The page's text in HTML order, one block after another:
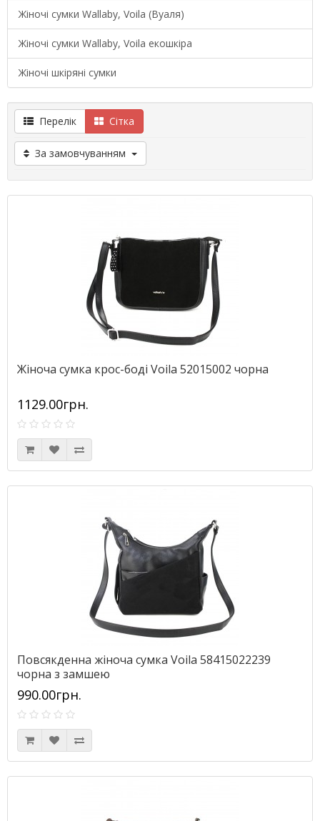
Жіночі сумки Wallaby, Voila (Вуаля)
Жіночі сумки Wallaby, Voila екошкіра
Жіночі шкіряні сумки
Перелік Сітка
За замовчуванням
Жіноча сумка крос-боді Voila 52015002 чорна
1129.00грн.
Повсякденна жіноча сумка Voila 58415022239
чорна з замшею
990.00грн.